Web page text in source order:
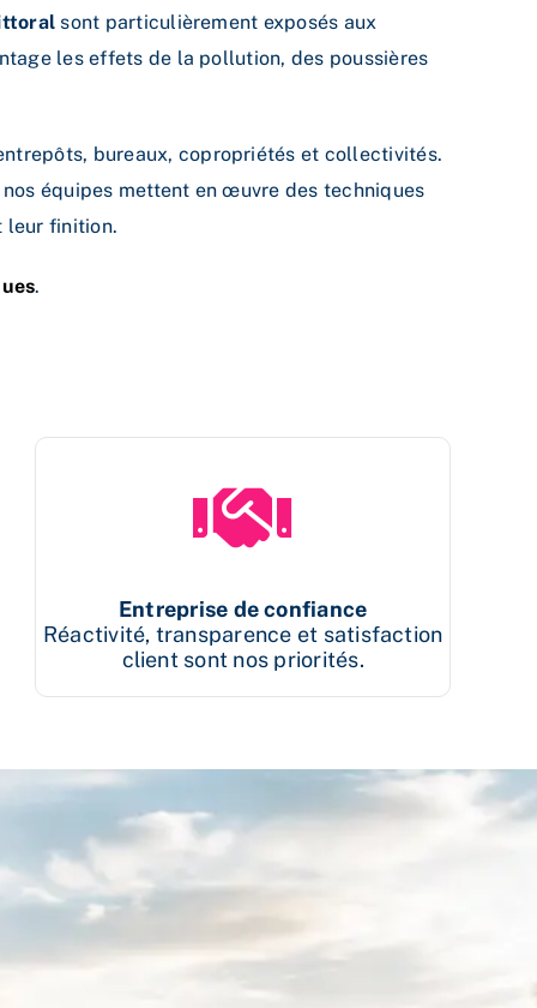
sont particulièrement exposés aux
les effets de la pollution, des poussières
bureaux, copropriétés et collectivités.
équipes mettent en œuvre des techniques
leur finition.
.
Entreprise de confiance
Réactivité, transparence et satisfaction
client sont nos priorités.